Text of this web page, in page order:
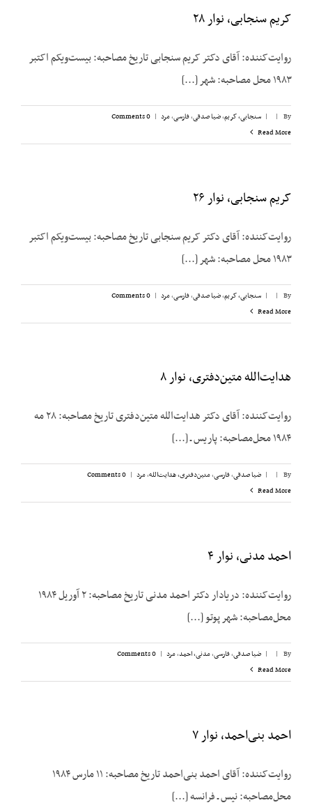
کریم سنجابی، نوار ۲۸
روایت‌‌کننده: آقای دکتر کریم سنجابی تاریخ مصاحبه: بیست‌‌ویکم اکتبر
۱۹۸۳ محل مصاحبه: شهر [...]
By
|
| سنجابی، کریم,ضیا صدقی,فارسی,مرد |
0 Comments
Read More
کریم سنجابی، نوار ۲۶
روایت‌‌کننده: آقای دکتر کریم سنجابی تاریخ مصاحبه: بیست‌‌ویکم اکتبر
۱۹۸۳ محل مصاحبه: شهر [...]
By
|
| سنجابی، کریم,ضیا صدقی,فارسی,مرد |
0 Comments
Read More
هدایت‌الله متین‌دفتری، نوار ۸
روایت‌کننده: آقای دکتر هدایت‌الله متین‌دفتری تاریخ مصاحبه: ۲۸ مه
۱۹۸۴ محل‌مصاحبه: پاریس ـ [...]
By
|
| ضیا صدقی,فارسی,متین‌دفتری، هدایت‌الله,مرد |
0 Comments
Read More
احمد مدنی، نوار ۴
روایت‌کننده: دریادار دکتر احمد مدنی تاریخ مصاحبه: ۲ آوریل ۱۹۸۴
محل‌مصاحبه: شهر پوتو [...]
By
|
| ضیا صدقی,فارسی,مدنی، احمد,مرد |
0 Comments
Read More
احمد بنی‌احمد، نوار ۷
روایت‌کننده: آقای احمد بنی‌احمد تاریخ مصاحبه: ۱۱ مارس ۱۹۸۴
محل‌مصاحبه: نیس ـ فرانسه [...]